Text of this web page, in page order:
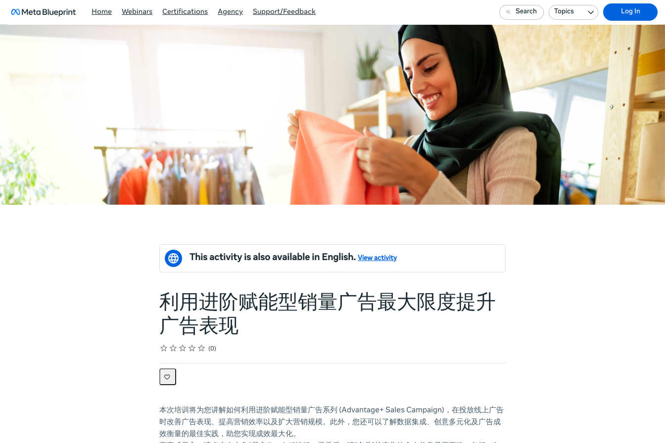
Home Webinars Certifications Agency Support/Feedback Search Topics Log In
This activity is also available in English. View activity
利用进阶赋能型销量广告最大限度提升
广告表现
Rating
1 star
2 stars
3 stars
4 stars
5 stars
Average rating: 0 0
No reviews
本次培训将为您讲解如何利用进阶赋能型销量广告系列 (Advantage+ Sales Campaign)，在投放线上广告
时改善广告表现、提高营销效率以及扩大营销规模。此外，您还可以了解数据集成、创意多元化及广告成
效衡量的最佳实践，助您实现成效最大化。